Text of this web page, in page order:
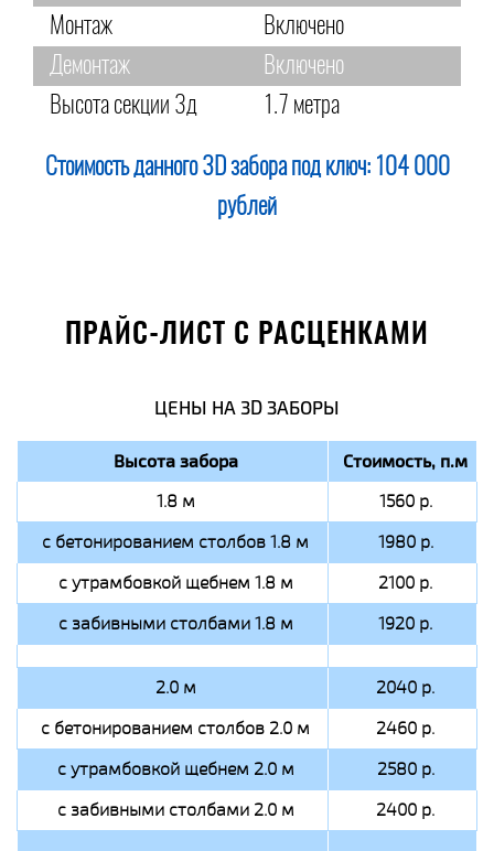
Монтаж
Включено
Демонтаж
Включено
Высота секции 3д
1.7 метра
Стоимость данного 3D забора под ключ: 104 000
рублей
ПРАЙС-ЛИСТ С РАСЦЕНКАМИ
ЦЕНЫ НА 3D ЗАБОРЫ
Высота забора Стоимость, п.м
1.8 м
1560 р.
с бетонированием столбов 1.8 м
1980 р.
с утрамбовкой щебнем 1.8 м
2100 р.
с забивными столбами 1.8 м
1920 р.
2.0 м
2040 р.
с бетонированием столбов 2.0 м
2460 р.
с утрамбовкой щебнем 2.0 м
2580 р.
с забивными столбами 2.0 м
2400 р.